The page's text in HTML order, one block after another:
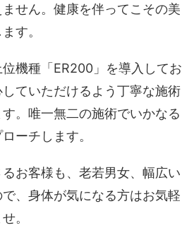
せん。健康を伴ってこその美
す。
機種「ER200」を導入してお
ていただけるよう丁寧な施術
。唯一無二の施術でいかなる
ーチします。
お客様も、老若男女、幅広い
、身体が気になる方はお気軽
。